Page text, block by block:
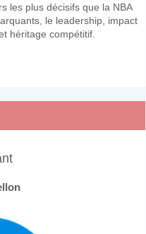
les plus décisifs que la NBA
le leadership, impact
héritage compétitif.